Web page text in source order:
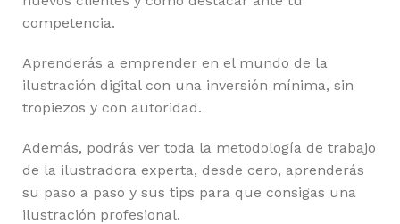
competencia.
Aprenderás a emprender en el mundo de la
ilustración digital con una inversión mínima, sin
tropiezos y con autoridad.
Además, podrás ver toda la metodología de trabajo
de la ilustradora experta, desde cero, aprenderás
su paso a paso y sus tips para que consigas una
ilustración profesional.